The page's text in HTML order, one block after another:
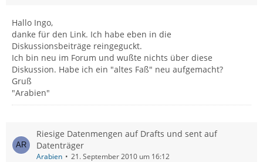
Hallo Ingo,
danke für den Link. Ich habe eben in die
Diskussionsbeiträge reingeguckt.
Ich bin neu im Forum und wußte nichts über diese
Diskussion. Habe ich ein "altes Faß" neu aufgemacht?
Gruß
"Arabien"
Riesige Datenmengen auf Drafts und sent auf
Datenträger
Arabien 21. September 2010 um 16:12